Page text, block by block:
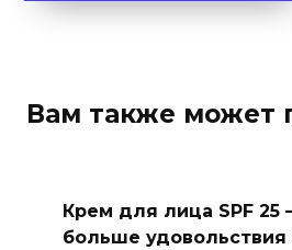
Вам также может
Крем для лица SPF 25
больше удовольствия